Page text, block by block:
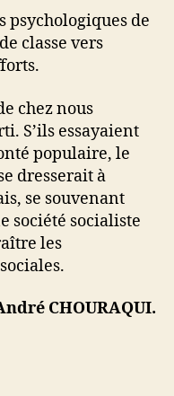
de
classe vers
chez nous
S’ils essayaient
populaire, le
dresserait à
se souvenant
société socialiste
les
CHOURAQUI.